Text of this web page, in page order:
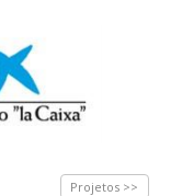
Projetos >>